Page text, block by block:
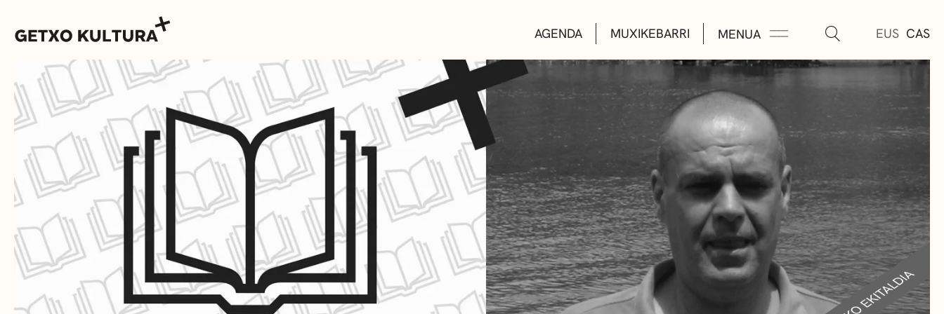
AGENDA MUXIKEBARRI MENUA EUS CAS
AGENDA
MUXIKEBARRI
KONTAKTUA
KULTUR ETXEAK
LIBURUTEGIAK
MUSIKA ESKOLA